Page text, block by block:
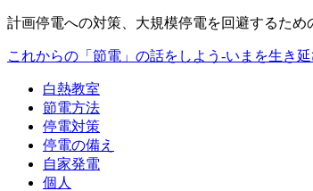
計画停電への対策、大規模停電を回避するた
これからの「節電」の話をしよう-いまを生き
白熱教室
節電方法
停電対策
停電の備え
自家発電
個人